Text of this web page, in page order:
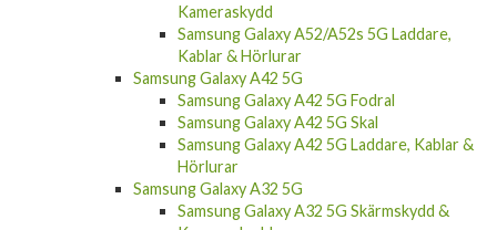
Kameraskydd
Samsung Galaxy A52/A52s 5G Laddare,
Kablar & Hörlurar
Samsung Galaxy A42 5G
Samsung Galaxy A42 5G Fodral
Samsung Galaxy A42 5G Skal
Samsung Galaxy A42 5G Laddare, Kablar &
Hörlurar
Samsung Galaxy A32 5G
Samsung Galaxy A32 5G Skärmskydd &